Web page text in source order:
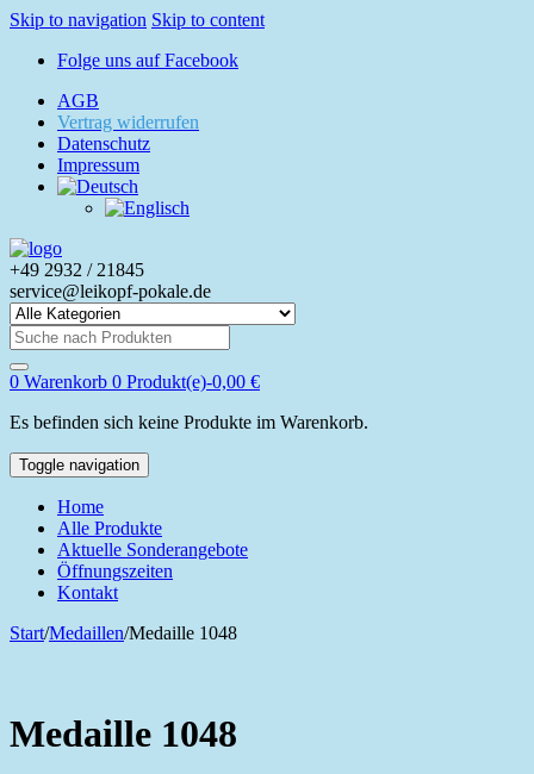
Skip to navigation Skip to content
Folge uns auf Facebook
AGB
Vertrag widerrufen
Datenschutz
Impressum
+49 2932 / 21845
service@leikopf-pokale.de
Search
for:
0 Warenkorb 0 Produkt(e)-0,00 €
Es befinden sich keine Produkte im Warenkorb.
Toggle navigation
Home
Alle Produkte
Aktuelle Sonderangebote
Öffnungszeiten
Kontakt
Start/Medaillen/Medaille 1048
Medaille 1048